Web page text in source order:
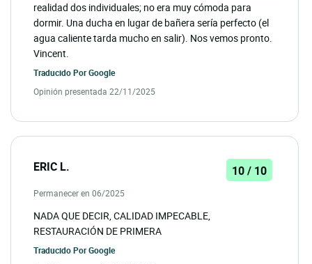
realidad dos individuales; no era muy cómoda para
dormir. Una ducha en lugar de bañera sería perfecto (el
agua caliente tarda mucho en salir). Nos vemos pronto.
Vincent.
Traducido PorGoogle
Opinión presentada 22/11/2025
ERIC L. 10 / 10
Permanecer en 06/2025
NADA QUE DECIR, CALIDAD IMPECABLE,
RESTAURACIÓN DE PRIMERA
Traducido PorGoogle